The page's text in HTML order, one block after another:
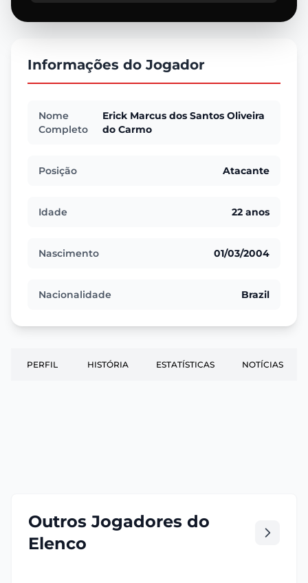
Informações do Jogador
Nome
Completo
Erick Marcus dos Santos Oliveira
do Carmo
Posição Atacante
Idade 22 anos
Nascimento 01/03/2004
Nacionalidade Brazil
PERFIL HISTÓRIA ESTATÍSTICAS NOTÍCIAS
Outros Jogadores do
Elenco